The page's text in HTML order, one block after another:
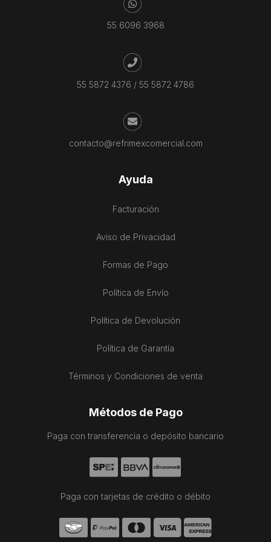
55 6096 3968
55 5872 4376 / 55 5872 4786
contacto@refrimexcomercial.com
Ayuda
Facturación
Aviso de Privacidad
Formas de Pago
Política de Envío
Política de Devolución
Política de Garantía
Términos y Condiciones de venta
Métodos de Pago
Paga con transferencia o depósito bancario
Paga con tarjetas de crédito o débito